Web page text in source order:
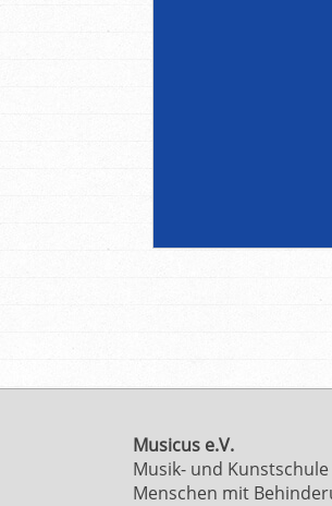
Musicus e.V.
Musik- und
Menschen mit